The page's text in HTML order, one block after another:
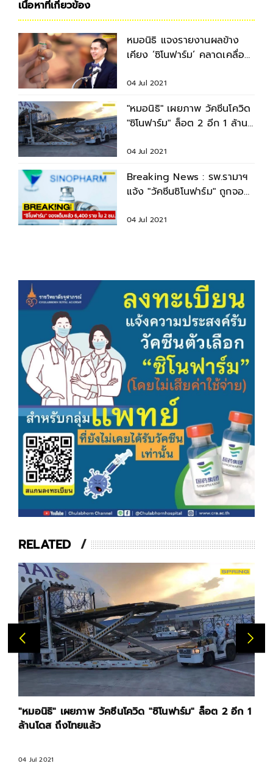
เนื้อหาที่เกี่ยวข้อง
หมอนิธิ แจงรายงานผลข้าง
เคียง ‘ซิโนฟาร์ม’ คลาดเคลื่อน
04 Jul 2021
"หมอนิธิ" เผยภาพ วัคซีนโควิด
"ซิโนฟาร์ม" ล็อต 2 อีก 1 ล้าน
04 Jul 2021
Breaking News : รพ.รามาฯ
แจ้ง "วัคซีนซิโนฟาร์ม" ถูกจอง
2 ชม.
04 Jul 2021
RELATED
"หมอนิธิ" เผยภาพ วัคซีนโควิด "ซิโนฟาร์ม" ล็อต 2 อีก 1
ล้านโดส ถึงไทยแล้ว
04 Jul 2021